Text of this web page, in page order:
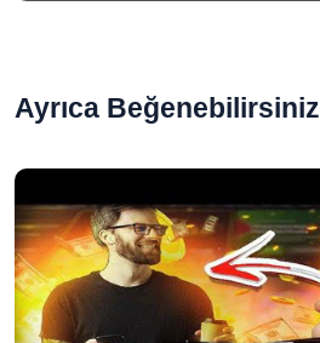
Ayrıca Beğenebilirsiniz